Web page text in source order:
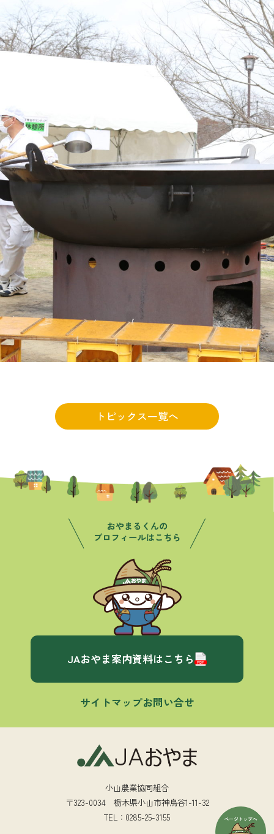
トピックス一覧へ
JAおやま案内資料はこちら
サイトマップお問い合せ
小山農業協同組合
〒323-0034 栃木県小山市神鳥谷1-11-32
TEL：0285-25-3155